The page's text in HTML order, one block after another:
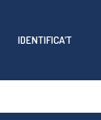
IDENTIFICA’T